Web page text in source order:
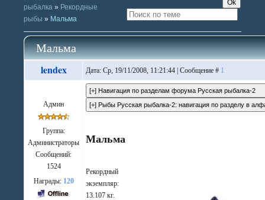
рыбалка » Рекордные
рыбы » Мальма
Мальма
lendex Дата: Ср, 19/11/2008, 11:21:44 | Сообщение # 1
Админ
Группа:
Администраторы
Сообщений:
1524
Награды: 120
Мальма
Рекордный
экземпляр:
13.107 кг.